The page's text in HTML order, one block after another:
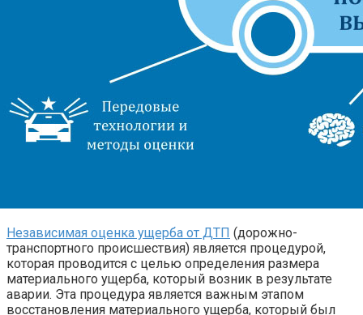
Независимая оценка ущерба от ДТП (дорожно-
транспортного происшествия) является процедурой,
которая проводится с целью определения размера
материального ущерба, который возник в результате
аварии. Эта процедура является важным этапом
восстановления материального ущерба, который был